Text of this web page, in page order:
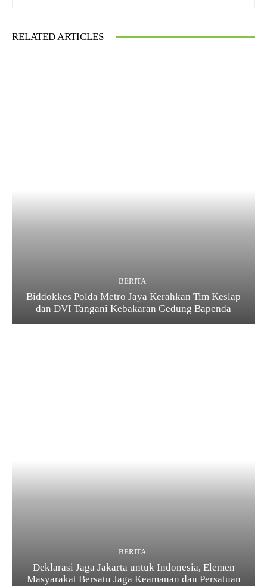
RELATED ARTICLES
BERITA
Biddokkes Polda Metro Jaya Kerahkan Tim Keslap
dan DVI Tangani Kebakaran Gedung Bapenda
BERITA
Deklarasi Jaga Jakarta untuk Indonesia, Elemen
Masyarakat Bersatu Jaga Keamanan dan Persatuan